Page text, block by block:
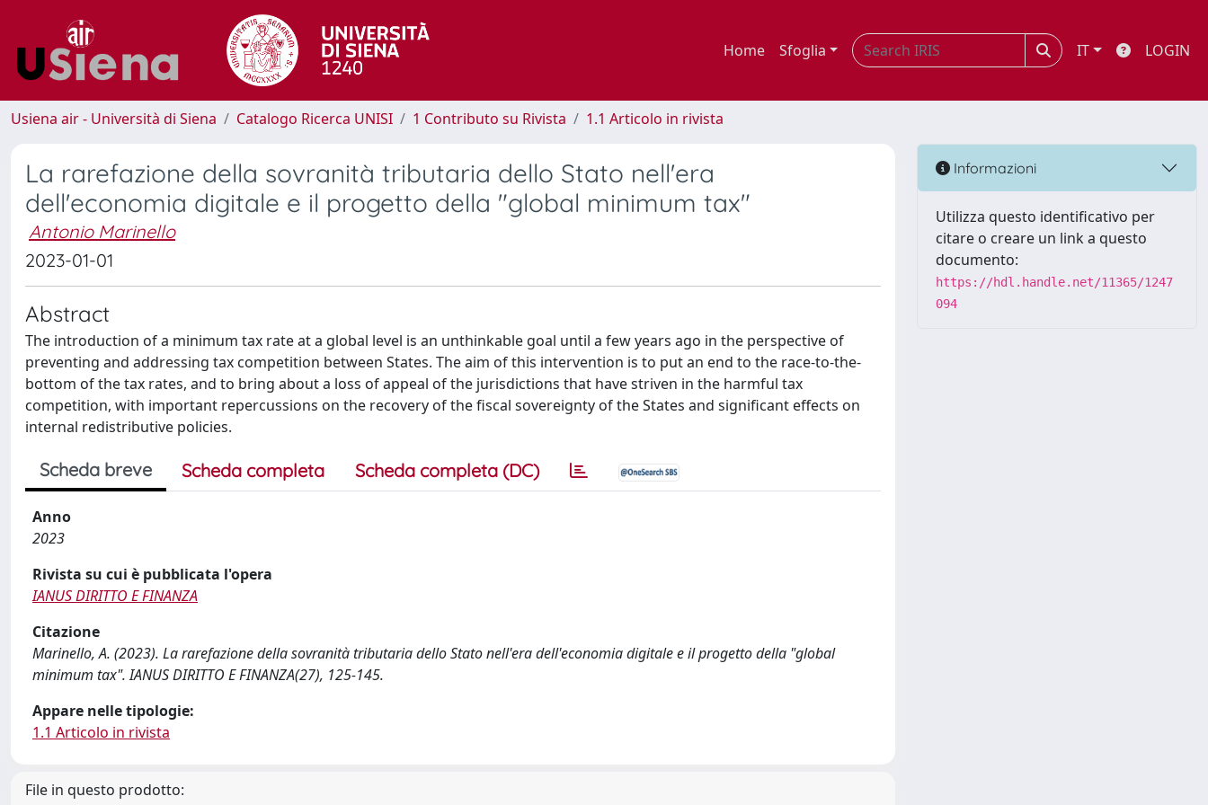
Home Sfoglia IT LOGIN
Usiena air - Università di Siena Catalogo Ricerca UNISI 1 Contributo su Rivista 1.1 Articolo in rivista
La rarefazione della sovranità tributaria dello Stato nell'era
dell'economia digitale e il progetto della "global minimum tax"
Antonio Marinello
2023-01-01
Abstract
The introduction of a minimum tax rate at a global level is an unthinkable goal until a few years ago in the perspective of
preventing and addressing tax competition between States. The aim of this intervention is to put an end to the race-to-the-
bottom of the tax rates, and to bring about a loss of appeal of the jurisdictions that have striven in the harmful tax
competition, with important repercussions on the recovery of the fiscal sovereignty of the States and significant effects on
internal redistributive policies.
Scheda breve Scheda completa Scheda completa (DC)
Anno
2023
Rivista su cui è pubblicata l'opera
IANUS DIRITTO E FINANZA
Citazione
Marinello, A. (2023). La rarefazione della sovranità tributaria dello Stato nell'era dell'economia digitale e il progetto della "global
minimum tax". IANUS DIRITTO E FINANZA(27), 125-145.
Appare nelle tipologie:
1.1 Articolo in rivista
File in questo prodotto:
Informazioni
Utilizza questo identificativo per
citare o creare un link a questo
documento:
https://hdl.handle.net/11365/1247
094